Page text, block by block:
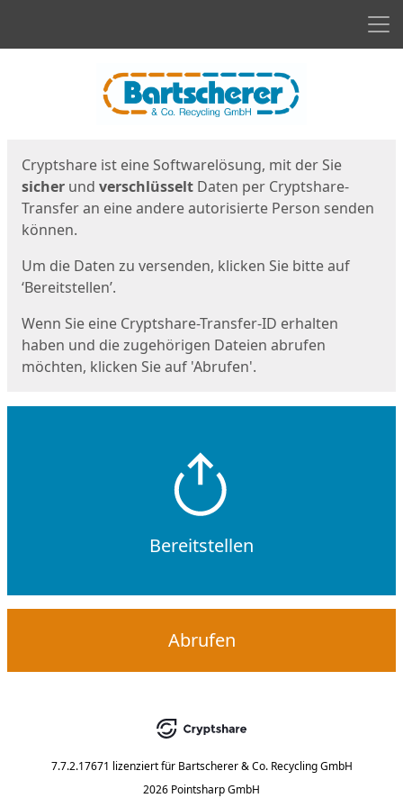
Cryptshare ist eine Softwarelösung, mit der Sie
sicher und verschlüsselt Daten per Cryptshare-
Transfer an eine andere autorisierte Person senden
können.
Um die Daten zu versenden, klicken Sie bitte auf
‘Bereitstellen’.
Wenn Sie eine Cryptshare-Transfer-ID erhalten
haben und die zugehörigen Dateien abrufen
möchten, klicken Sie auf 'Abrufen'.
Bereitstellen
Abrufen
7.7.2.17671 lizenziert für Bartscherer & Co. Recycling GmbH
2026 Pointsharp GmbH